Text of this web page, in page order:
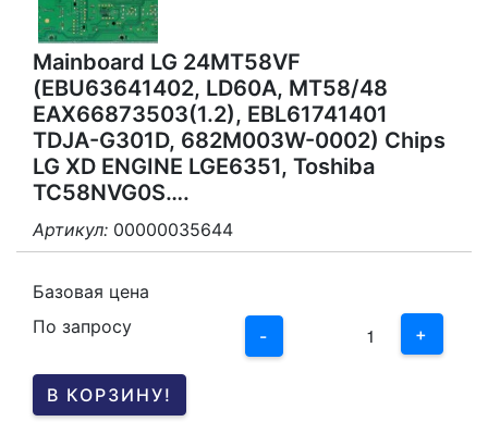
Mainboard LG 24MT58VF
(EBU63641402, LD60A, MT58/48
EAX66873503(1.2), EBL61741401
TDJA-G301D, 682M003W-0002) Chips
LG XD ENGINE LGE6351, Toshiba
TC58NVG0S….
Артикул: 00000035644
Базовая цена
По запросу
-
3
1
+
В КОРЗИНУ!